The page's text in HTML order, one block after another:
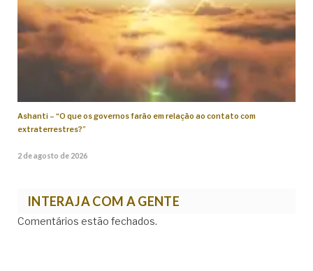
Ashanti – “O que os governos farão em relação ao contato com
extraterrestres?”
2 de agosto de 2026
INTERAJA COM A GENTE
Comentários estão fechados.